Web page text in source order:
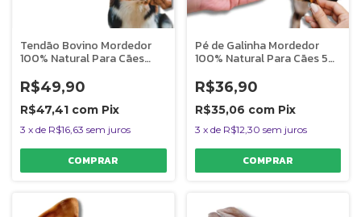
Tendão Bovino Mordedor
100% Natural Para Cães
R$49,90
R$47,41 com Pix
3 x de R$16,63 sem juros
Pé de Galinha Mordedor
100% Natural Para Cães 5
R$36,90
R$35,06 com Pix
3 x de R$12,30 sem juros